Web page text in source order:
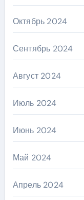
Октябрь 2024
Сентябрь 2024
Август 2024
Июль 2024
Июнь 2024
Май 2024
Апрель 2024